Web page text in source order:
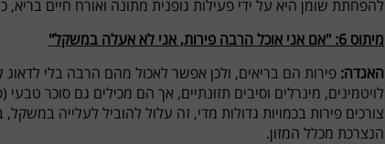
להפחתת שומן היא על ידי פעילות גופנית מתונה ואורח חיים בריא,
מיתוס 6: "אם אני אוכל הרבה פירות, אני לא אעלה במשקל"
האגדה: פירות הם בריאים, ולכן אפשר לאכול מהם הרבה בלי
לויטמינים, מינרלים וסיבים תזונתיים, אך הם מכילים גם סוכר טבעי
צורכים פירות בכמויות גדולות מדי, זה עלול להוביל לעלייה
הנצרכת מכלל המזון.